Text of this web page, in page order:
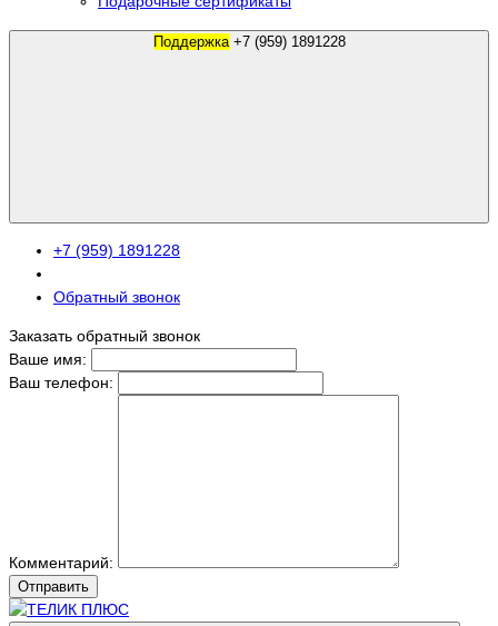
Поддержка +7 (959) 1891228
+7 (959) 1891228
Обратный звонок
Заказать обратный звонок
Ваше имя:
Ваш телефон:
Комментарий:
Отправить